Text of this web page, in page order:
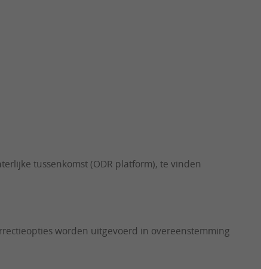
tussenkomst (ODR platform), te vinden
worden uitgevoerd in overeenstemming